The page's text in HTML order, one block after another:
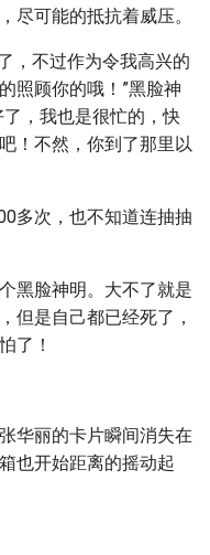
尽可能的抵抗着威压。
，不过作为令我高兴的
照顾你的哦！”黑脸神
，我也是很忙的，快
！不然，你到了那里以
多次，也不知道连抽抽
黑脸神明。大不了就是
但是自己都已经死了，
了！
华丽的卡片瞬间消失在
也开始距离的摇动起